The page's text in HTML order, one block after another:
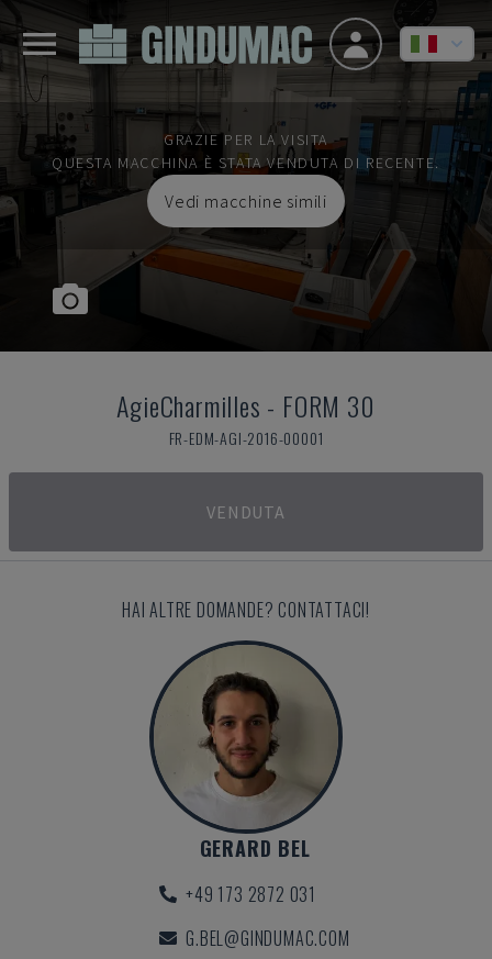
GRAZIE PER LA VISITA
QUESTA MACCHINA È STATA VENDUTA DI RECENTE.
Vedi macchine simili
AgieCharmilles - FORM 30
FR-EDM-AGI-2016-00001
VENDUTA
HAI ALTRE DOMANDE? CONTATTACI!
GERARD BEL
+49 173 2872 031
G.BEL@GINDUMAC.COM